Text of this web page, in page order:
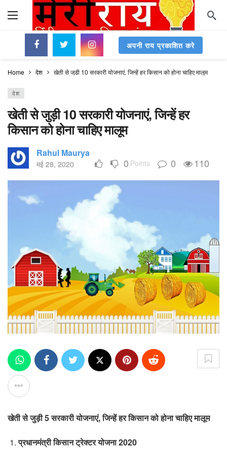
अपनी राय प्रकाशित करे
Home देश खेती से जुड़ी 10 सरकारी योजनाएं, जिन्हें हर किसान को होना चाहिए मालूम
देश
खेती से जुड़ी 10 सरकारी योजनाएं, जिन्हें हर
किसान को होना चाहिए मालूम
Rahul Maurya
मई 28, 2020 0 Points 0 110
खेती से जुड़ी 5 सरकारी योजनाएं, जिन्हें हर किसान को होना चाहिए मालूम
प्रधानमंत्री किसान ट्रेक्टर योजना 2020